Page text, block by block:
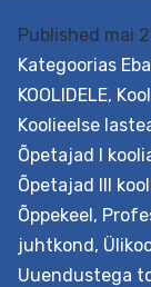
Published mai
Kategoorias
KOOLIDELE,
Koolieelse
Õpetajad I
Õpetajad III
Õppekeel,
juhtkond,
Uuendustega